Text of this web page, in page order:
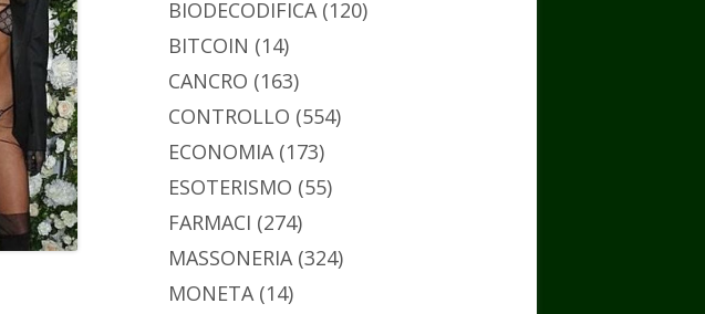
BIODECODIFICA(120)
BITCOIN (14)
CANCRO (163)
CONTROLLO (554)
ECONOMIA(173)
ESOTERISMO (55)
FARMACI (274)
MASSONERIA(324)
MONETA(14)